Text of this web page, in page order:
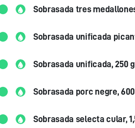
Sobrasada tres
Sobrasada unificada
Sobrasada unificada, 250 g
Sobrasada porc negre, 600
Sobrasada selecta cular,